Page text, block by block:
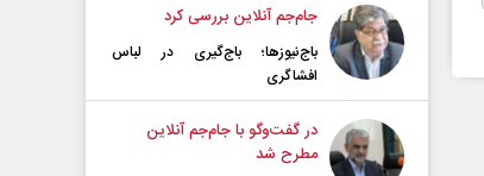
جام‌جم آنلاین بررسی کرد
باج‌نیوزها؛ باج‌گیری در لباس
افشاگری
در گفت‌و‌گو با جام‌جم آنلاین
مطرح شد